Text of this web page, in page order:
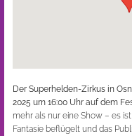
Der Superhelden-Zirkus in
2025 um 16:00 Uhr auf dem
mehr als nur eine Show – es
Fantasie beflügelt und das